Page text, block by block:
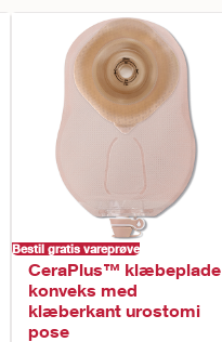
Bestil gratis vareprøve
CeraPlus™ klæbeplade
konveks med
klæberkant urostomi
pose